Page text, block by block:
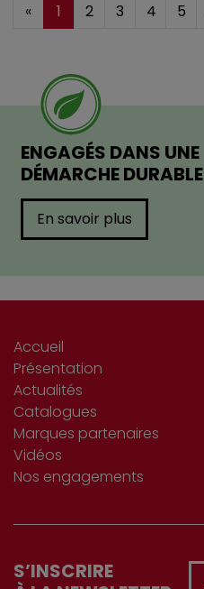
« 1 2 3 4 5
ENGAGÉS DANS UNE
DÉMARCHE DURABLE
En savoir plus
Accueil
Présentation
Actualités
Catalogues
Marques partenaires
Vidéos
Nos engagements
S’INSCRIRE